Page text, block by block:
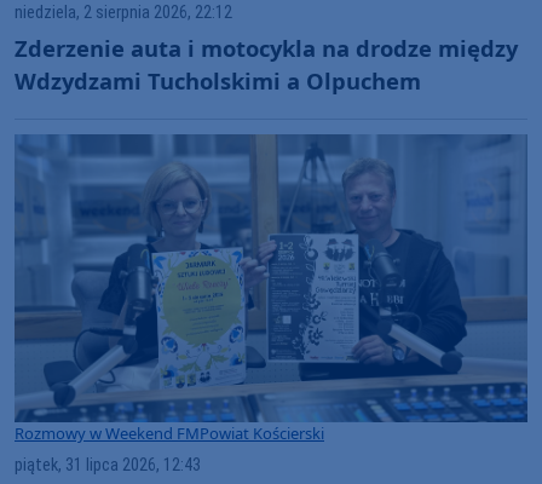
niedziela, 2 sierpnia 2026, 22:12
Zderzenie auta i motocykla na drodze między
Wdzydzami Tucholskimi a Olpuchem
Rozmowy w Weekend FMPowiat Kościerski
piątek, 31 lipca 2026, 12:43